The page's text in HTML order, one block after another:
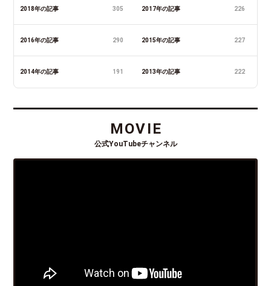
2018年の記事 305 2017年の記事 226
2016年の記事 290 2015年の記事 227
2014年の記事 191 2013年の記事 222
MOVIE
公式YouTubeチャンネル